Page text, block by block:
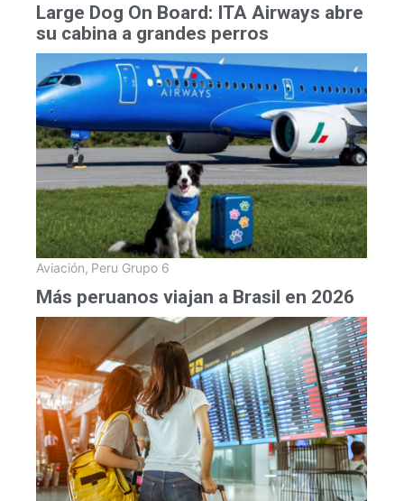
Large Dog On Board: ITA Airways abre
su cabina a grandes perros
Aviación, Peru Grupo 6
Más peruanos viajan a Brasil en 2026